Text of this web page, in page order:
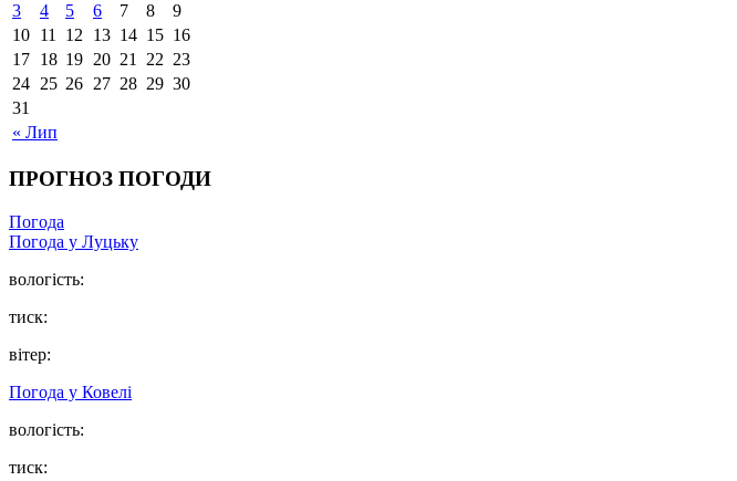
« Лип
3
4 5 6 7 8
9
10 11 12 13 14 15 16
17 18 19 20 21 22 23
24 25 26 27 28 29 30
31
ПРОГНОЗ ПОГОДИ
Погода
Погода у Луцьку
вологість:
тиск:
вітер:
Погода у Ковелі
вологість:
тиск: